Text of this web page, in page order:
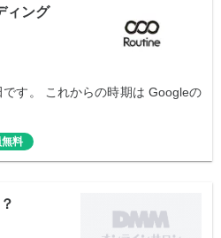
ィング
す。 これからの時期は Googleの
料